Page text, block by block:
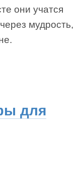
они учатся
мудрость,
для